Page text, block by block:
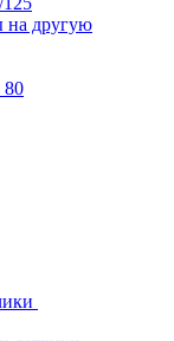
на другую
80